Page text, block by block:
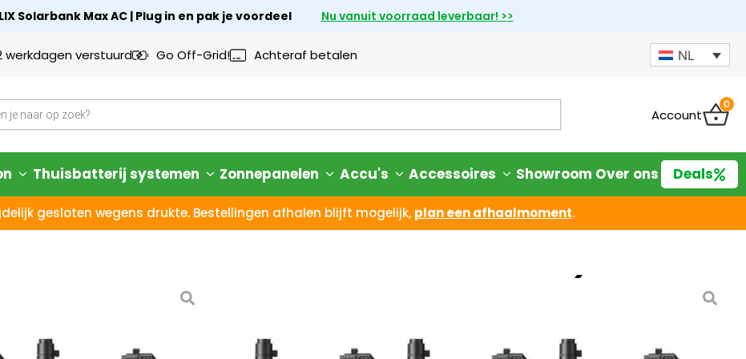
Solarbank Max AC | Plug in en pak je voordeel Nu vanuit voorraad leverbaar! >>
werkdagen verstuurd Go Off-Grid! Achteraf betalen NL
Account
0
Thuisbatterij systemen Zonnepanelen Accu's Accessoires Showroom Over ons Deals
gesloten wegens drukte. Bestellingen afhalen blijft mogelijk, plan een afhaalmoment.
14 dagen bedenktijd – Niet goed? Geld terug